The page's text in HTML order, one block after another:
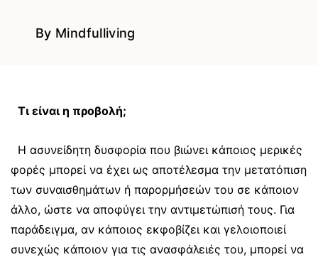
By Mindfulliving
Τι είναι η προβολή;
Η ασυνείδητη δυσφορία που βιώνει κάποιος μερικές
φορές μπορεί να έχει ως αποτέλεσμα την μετατόπιση
των συναισθημάτων ή παρορμήσεών του σε κάποιον
άλλο, ώστε να αποφύγει την αντιμετώπισή τους. Για
παράδειγμα, αν κάποιος εκφοβίζει και γελοιοποιεί
συνεχώς κάποιον για τις ανασφάλειές του, μπορεί να